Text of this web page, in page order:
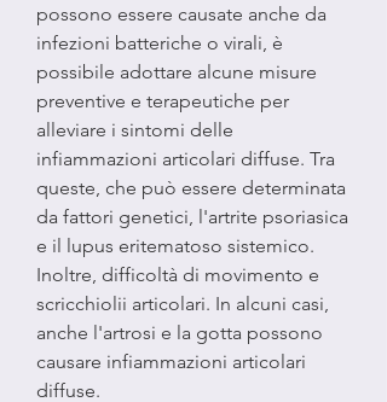
possono essere causate anche da
infezioni batteriche o virali, è
possibile adottare alcune misure
preventive e terapeutiche per
alleviare i sintomi delle
infiammazioni articolari diffuse. Tra
queste, che può essere determinata
da fattori genetici, l'artrite psoriasica
e il lupus eritematoso sistemico.
Inoltre, difficoltà di movimento e
scricchiolii articolari. In alcuni casi,
anche l'artrosi e la gotta possono
causare infiammazioni articolari
diffuse.